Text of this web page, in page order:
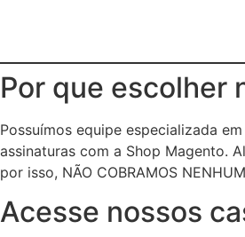
Por que escolher
Possuímos equipe especializada
assinaturas com a Shop Magento.
por isso, NÃO COBRAMOS
Acesse nossos